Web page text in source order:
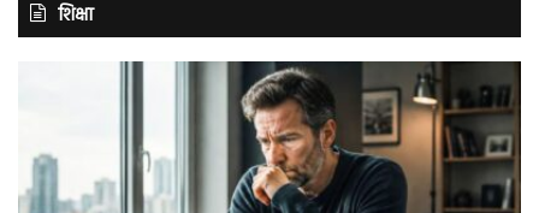
शिक्षा